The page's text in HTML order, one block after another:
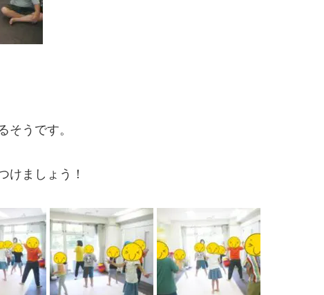
そうです。
けましょう！